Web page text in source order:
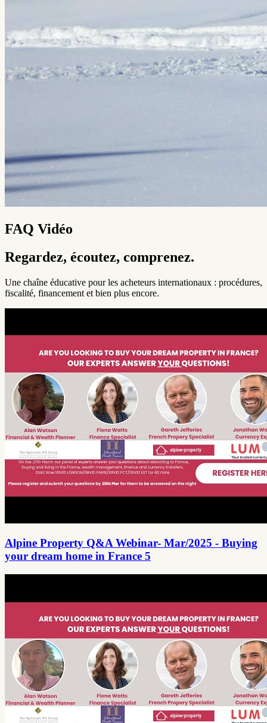
FAQ Vidéo
Regardez, écoutez, comprenez.
Une chaîne éducative pour les acheteurs internationaux : procédures,
fiscalité, financement et bien plus encore.
Alpine Property Q&A Webinar- Mar/2025 - Buying
your dream home in France 5